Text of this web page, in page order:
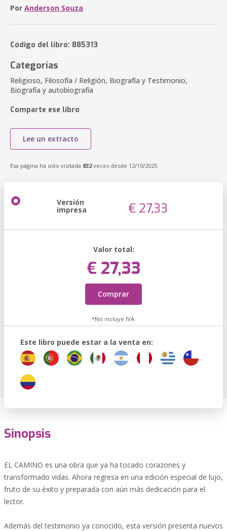
Por Anderson Souza
Código del libro: 885313
Categorías
Religioso, Filosofía / Religión, Biografía y Testimonio,
Biografía y autobiografía
Comparte ese libro
Lee un extracto
Esa página ha sido visitada 832veces desde 12/10/2025
Versión
impresa € 27,33
Valor total:
€ 27,33
Comprar
*No incluye IVA.
Este libro puede estar a la venta en:
Sinopsis
EL CAMINO es una obra que ya ha tocado corazones y
transformado vidas. Ahora regresa en una edición especial de lujo,
fruto de su éxito y preparada con aún más dedicación para el
lector.
Además del testimonio ya conocido, esta versión presenta nuevos